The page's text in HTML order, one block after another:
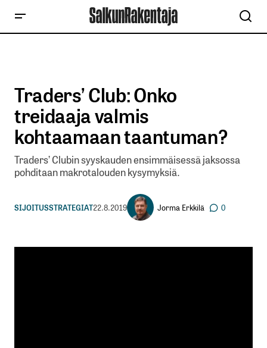
Traders’ Club: Onko
treidaaja valmis
kohtaamaan taantuman?
Traders’ Clubin syyskauden ensimmäisessä jaksossa
pohditaan makrotalouden kysymyksiä.
SIJOITUSSTRATEGIAT22.8.2019 Jorma Erkkilä 0